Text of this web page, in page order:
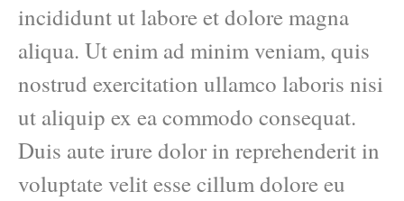
incididunt ut labore et dolore magna
aliqua. Ut enim ad minim veniam, quis
nostrud exercitation ullamco laboris nisi
ut aliquip ex ea commodo consequat.
Duis aute irure dolor in reprehenderit in
voluptate velit esse cillum dolore eu